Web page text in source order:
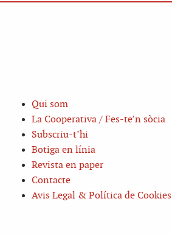
Qui som
La Cooperativa / Fes-te’n sòcia
Subscriu-t’hi
Botiga en línia
Revista en paper
Contacte
Avis Legal & Política de Cookies